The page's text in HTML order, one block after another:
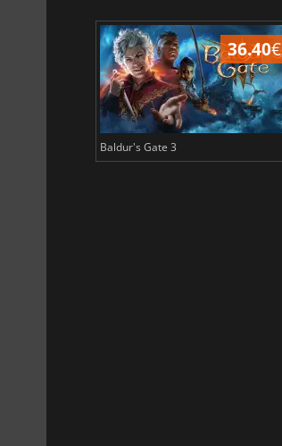
36.40€
Baldur's Gate 3